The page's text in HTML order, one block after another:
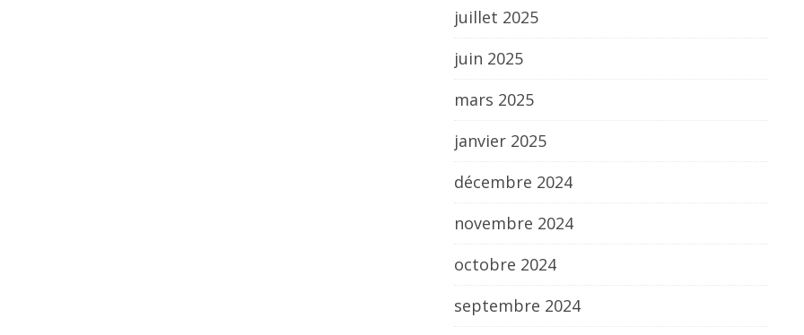
juillet 2025
juin 2025
mars 2025
janvier 2025
décembre 2024
novembre 2024
octobre 2024
septembre 2024